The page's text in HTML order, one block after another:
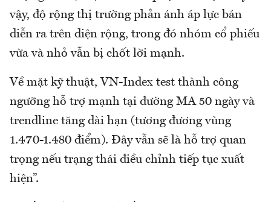
vậy, độ rộng thị trường phản ánh áp lực bán
diễn ra trên diện rộng, trong đó nhóm cổ phiếu
vừa và nhỏ vẫn bị chốt lời mạnh.
Về mặt kỹ thuật, VN-Index test thành công
ngưỡng hỗ trợ mạnh tại đường MA 50 ngày và
trendline tăng dài hạn (tương đương vùng
1.470-1.480 điểm). Đây vẫn sẽ là hỗ trợ quan
trọng nếu trạng thái điều chỉnh tiếp tục xuất
hiện”.